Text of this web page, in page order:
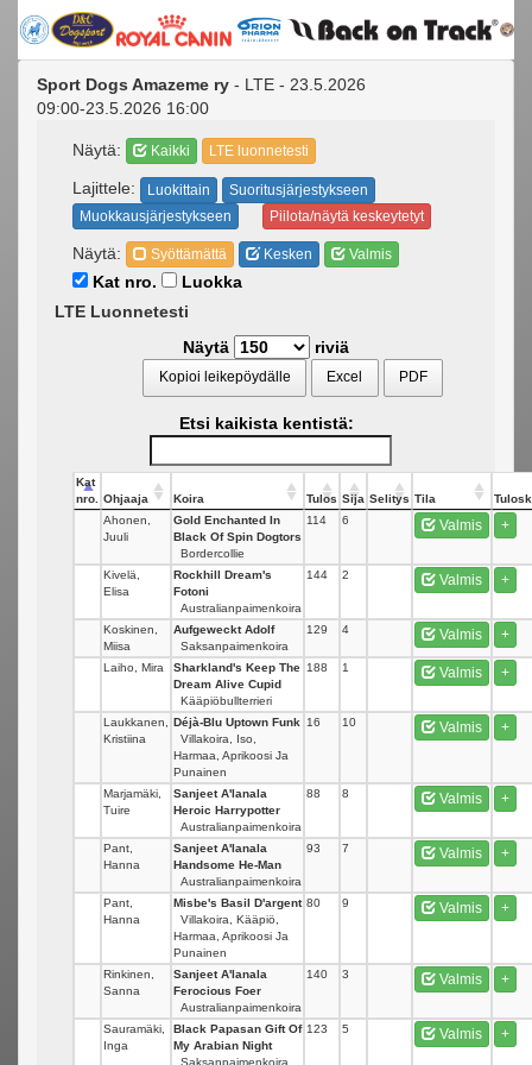
Sport Dogs Amazeme ry - LTE - 23.5.2026
09:00-23.5.2026 16:00
Näytä: Kaikki LTE luonnetesti
Lajittele: Luokittain
Suoritusjärjestykseen
Muokkausjärjestykseen
Piilota/näytä keskeytetyt
Näytä: Syöttämättä Kesken Valmis
Kat nro.
Luokka
LTE Luonnetesti
Näytä
riviä
Kopioi leikepöydälle Excel PDF
Etsi kaikista kentistä:
Kat
nro.
Ohjaaja Koira Tulos Sija Selitys Tila
Ahonen,
Juuli
Gold Enchanted In
Black Of Spin Dogtors
Bordercollie
114 6 Valmis +
Kivelä,
Elisa
Rockhill Dream's
Fotoni
Australianpaimenkoira
144 2 Valmis +
Koskinen,
Miisa
Aufgeweckt Adolf
Saksanpaimenkoira
129 4 Valmis +
Laiho, Mira
Sharkland's Keep The
Dream Alive Cupid
Kääpiöbullterrieri
188 1 Valmis +
Laukkanen,
Kristiina
Déjà-Blu Uptown Funk
Villakoira, Iso,
Harmaa, Aprikoosi Ja
Punainen
16 10 Valmis +
Marjamäki,
Tuire
Sanjeet A'lanala
Heroic Harrypotter
Australianpaimenkoira
88 8 Valmis +
Pant,
Hanna
Sanjeet A'lanala
Handsome He-Man
Australianpaimenkoira
93 7 Valmis +
Pant,
Hanna
Misbe's Basil D'argent
Villakoira, Kääpiö,
Harmaa, Aprikoosi Ja
Punainen
80 9 Valmis +
Rinkinen,
Sanna
Sanjeet A'lanala
Ferocious Foer
Australianpaimenkoira
140 3 Valmis +
Sauramäki,
Inga
Black Papasan Gift Of
My Arabian Night
Saksanpaimenkoira
123 5 Valmis +